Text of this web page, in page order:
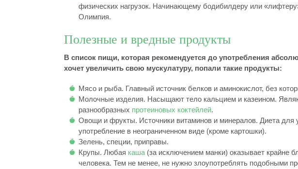
физических нагрузок. Начинающему бодибилдеру или
Олимпия.
Полезные и вредные продукты
В список пищи, которая рекомендуется до употребления
хочет увеличить свою мускулатуру, попали такие продукты:
Мясо и рыба. Главный источник белков и аминокислот, без
Молочные изделия. Насыщают тело кальцием и казеином.
разнообразных протеиновых коктейлей.
Овощи и фрукты. Источники витаминов и минералов. Диета для
употребление в неограниченном виде (кроме картошки).
Зелень, специи, приправы.
Крупы. Любая каша (за исключением манки) оказывает крайне
человека. Тем не менее, не нужно злоупотреблять подобными